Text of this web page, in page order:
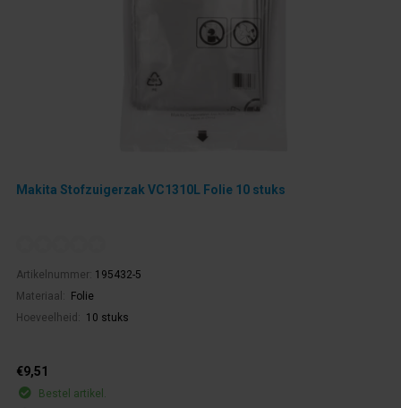
Makita Stofzuigerzak VC1310L Folie 10 stuks
Artikelnummer: 195432-5
Materiaal:
Folie
Hoeveelheid:
10 stuks
€9,51
Bestel artikel.